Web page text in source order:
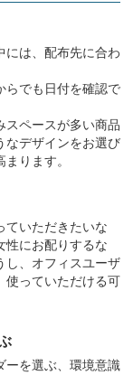
ケジュールカレ
れしい
ボ
てたので
には、配布先に合わ
らでも日付を確認で
スペースが多い商品
なデザインをお選び
ります。
ていただきたいな
性にお配りするな
し、オフィスユーザ
使っていただける可
ーを選ぶ、環境意識